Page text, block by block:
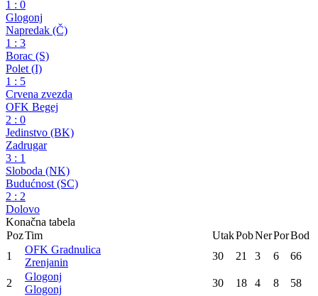
1 : 0
Glogonj
Napredak (Č)
1 : 3
Borac (S)
Polet (I)
1 : 5
Crvena zvezda
OFK Begej
2 : 0
Jedinstvo (BK)
Zadrugar
3 : 1
Sloboda (NK)
Budućnost (SC)
2 : 2
Dolovo
Konačna tabela
PozTim UtakPobNerPorBod
1
OFK Gradnulica
Zrenjanin
30 21 3 6 66
2
Glogonj
Glogonj
30 18 4 8 58